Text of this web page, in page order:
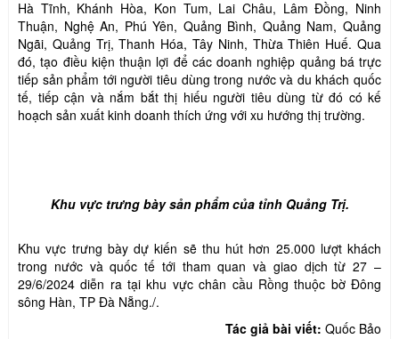
Hà Tĩnh, Khánh Hòa, Kon Tum, Lai Châu, Lâm Đồng, Ninh
Thuận, Nghệ An, Phú Yên, Quảng Bình, Quảng Nam, Quảng
Ngãi, Quảng Trị, Thanh Hóa, Tây Ninh, Thừa Thiên Huế. Qua
đó, tạo điều kiện thuận lợi để các doanh nghiệp quảng bá trực
tiếp sản phẩm tới người tiêu dùng trong nước và du khách quốc
tế, tiếp cận và nắm bắt thị hiếu người tiêu dùng từ đó có kế
hoạch sản xuất kinh doanh thích ứng với xu hướng thị trường.
Khu vực trưng bày sản phẩm của tỉnh Quảng Trị.
Khu vực trưng bày dự kiến sẽ thu hút hơn 25.000 lượt khách
trong nước và quốc tế tới tham quan và giao dịch từ 27 –
29/6/2024 diễn ra tại khu vực chân cầu Rồng thuộc bờ Đông
sông Hàn, TP Đà Nẵng./.
Tác giả bài viết: Quốc Bảo